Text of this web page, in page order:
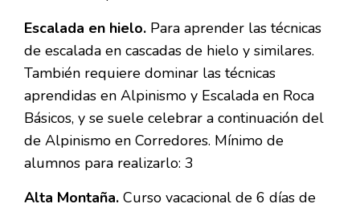
Escalada en hielo. Para aprender las técnicas
de escalada en cascadas de hielo y similares.
También requiere dominar las técnicas
aprendidas en Alpinismo y Escalada en Roca
Básicos, y se suele celebrar a continuación del
de Alpinismo en Corredores. Mínimo de
alumnos para realizarlo: 3
Alta Montaña. Curso vacacional de 6 días de